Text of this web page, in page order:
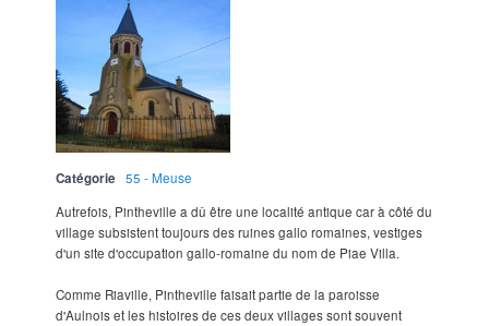
Catégorie
55 - Meuse
Autrefois, Pintheville a dû être une localité antique car à côté du
village subsistent toujours des ruines gallo romaines, vestiges
d'un site d'occupation gallo-romaine du nom de Piae Villa.
Comme Riaville, Pintheville faisait partie de la paroisse
d'Aulnois et les histoires de ces deux villages sont souvent